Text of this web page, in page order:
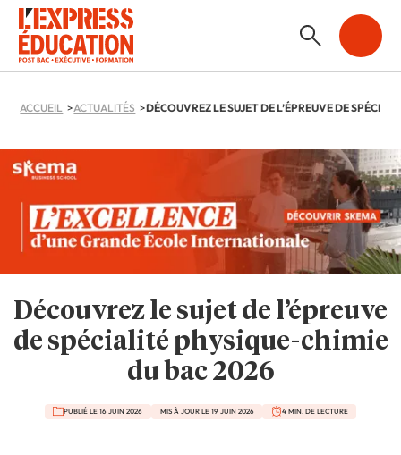
ACCUEIL ACTUALITÉS
Découvrez le sujet de l’épreuve
de spécialité physique-chimie
du bac 2026
PUBLIÉ LE 16 JUIN 2026 MIS À JOUR LE 19 JUIN 2026 4 MIN. DE LECTURE